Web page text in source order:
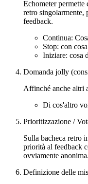
Echometer permette
retro singolarmente,
feedback.
Continua:
Stop: con
Iniziare: cosa
Domanda jolly
Affinché anche altri
Di cos'altro
Prioritizzazione /
Sulla bacheca retro
priorità al feedback
ovviamente anonima.
Definizione delle